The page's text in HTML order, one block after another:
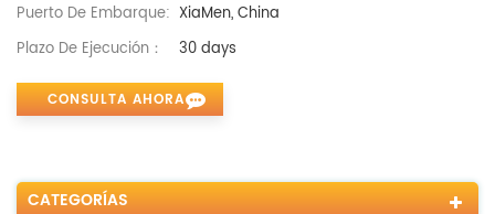
Puerto De Embarque: XiaMen, China
Plazo De Ejecución：
30 days
CONSULTA AHORA
CATEGORÍAS